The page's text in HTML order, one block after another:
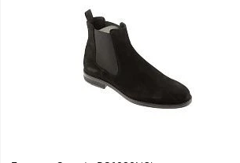
Купить в 1 клик
В избранное